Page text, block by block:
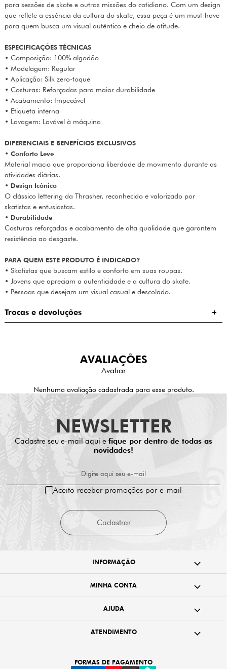
para sessões de skate e outras missões do cotidiano. Com um design
que reflete a essência da cultura do skate, essa peça é um must-have
para quem busca um visual autêntico e cheio de atitude.
ESPECIFICAÇÕES TÉCNICAS
• Composição: 100% algodão
• Modelagem: Regular
• Aplicação: Silk zero-toque
• Costuras: Reforçadas para maior durabilidade
• Acabamento: Impecável
• Etiqueta interna
• Lavagem: Lavável à máquina
DIFERENCIAIS E BENEFÍCIOS EXCLUSIVOS
• Conforto Leve
Material macio que proporciona liberdade de movimento durante as
atividades diárias.
• Design Icônico
O clássico lettering da Thrasher, reconhecido e valorizado por
skatistas e entusiastas.
• Durabilidade
Costuras reforçadas e acabamento de alta qualidade que garantem
resistência ao desgaste.
PARA QUEM ESTE PRODUTO É INDICADO?
• Skatistas que buscam estilo e conforto em suas roupas.
• Jovens que apreciam a autenticidade e a cultura do skate.
• Pessoas que desejam um visual casual e descolado.
Trocas e devoluções
AVALIAÇÕES
Nenhuma avaliação cadastrada para esse produto.
NEWSLETTER
Cadastre seu e-mail aqui e fique por dentro de todas as
novidades!
Digite aqui seu e-mail
Cadastrar
Aceito receber promoções por e-mail
INFORMAÇÃO
MINHA CONTA
AJUDA
ATENDIMENTO
FORMAS DE PAGAMENTO